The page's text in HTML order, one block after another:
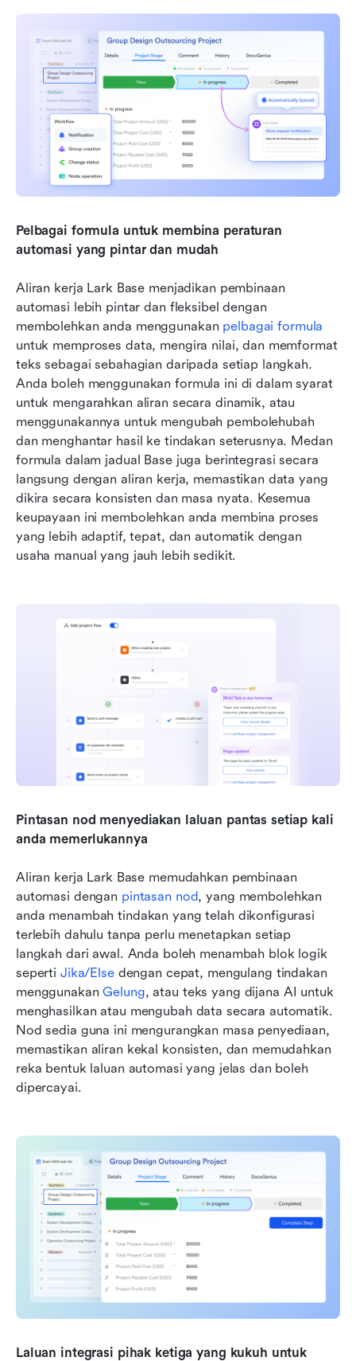
Pelbagai formula untuk membina peraturan
automasi yang pintar dan mudah
Aliran kerja Lark Base menjadikan pembinaan
automasi lebih pintar dan fleksibel dengan
membolehkan anda menggunakan pelbagai formula
untuk memproses data, mengira nilai, dan memformat
teks sebagai sebahagian daripada setiap langkah.
Anda boleh menggunakan formula ini di dalam syarat
untuk mengarahkan aliran secara dinamik, atau
menggunakannya untuk mengubah pembolehubah
dan menghantar hasil ke tindakan seterusnya. Medan
formula dalam jadual Base juga berintegrasi secara
langsung dengan aliran kerja, memastikan data yang
dikira secara konsisten dan masa nyata. Kesemua
keupayaan ini membolehkan anda membina proses
yang lebih adaptif, tepat, dan automatik dengan
usaha manual yang jauh lebih sedikit.
Pintasan nod menyediakan laluan pantas setiap kali
anda memerlukannya
Aliran kerja Lark Base memudahkan pembinaan
automasi dengan pintasan nod, yang membolehkan
anda menambah tindakan yang telah dikonfigurasi
terlebih dahulu tanpa perlu menetapkan setiap
langkah dari awal. Anda boleh menambah blok logik
seperti Jika/Else dengan cepat, mengulang tindakan
menggunakan Gelung, atau teks yang dijana AI untuk
menghasilkan atau mengubah data secara automatik.
Nod sedia guna ini mengurangkan masa penyediaan,
memastikan aliran kekal konsisten, dan memudahkan
reka bentuk laluan automasi yang jelas dan boleh
dipercayai.
Laluan integrasi pihak ketiga yang kukuh untuk